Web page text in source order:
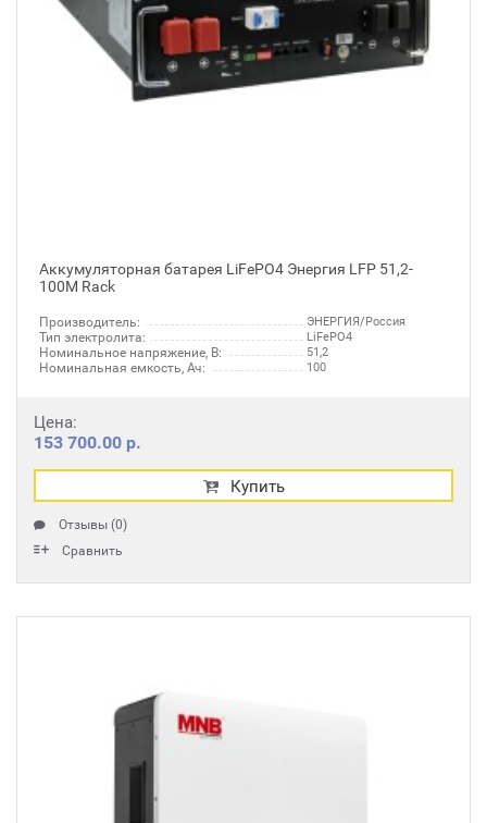
Аккумуляторная батарея LiFePO4 Энергия LFP 51,2-
100M Rack
Производитель: ЭНЕРГИЯ/Россия
Тип электролита: LiFePO4
Номинальное напряжение, В: 51,2
Номинальная емкость, Ач: 100
Цена:
153 700.00 р.
Купить
Отзывы (0)
Сравнить